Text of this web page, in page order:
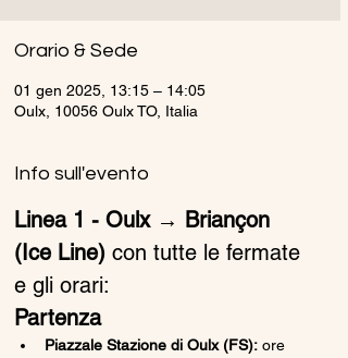
Orario & Sede
01 gen 2025, 13:15 – 14:05
Oulx, 10056 Oulx TO, Italia
Info sull'evento
Linea 1 - Oulx → Briançon
(Ice Line) con tutte le fermate
e gli orari:
Partenza
Piazzale Stazione di Oulx (FS): ore